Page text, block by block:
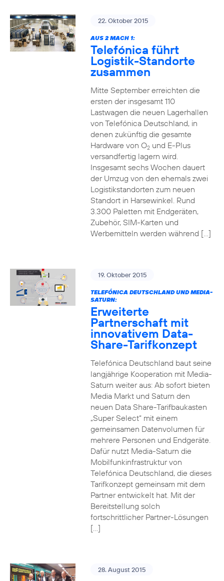
22. Oktober 2015
AUS 2 MACH 1:
Telefónica führt
Logistik-Standorte
zusammen
Mitte September erreichten die
ersten der insgesamt 110
Lastwagen die neuen Lagerhallen
von Telefónica Deutschland, in
denen zukünftig die gesamte
Hardware von O2und E-Plus
versandfertig lagern wird.
Insgesamt sechs Wochen dauert
der Umzug von den ehemals zwei
Logistikstandorten zum neuen
Standort in Harsewinkel. Rund
3.300 Paletten mit Endgeräten,
Zubehör, SIM-Karten und
Werbemitteln werden während […]
19. Oktober 2015
TELEFÓNICA DEUTSCHLAND UND MEDIA-
SATURN:
Erweiterte
Partnerschaft mit
innovativem Data-
Share-Tarifkonzept
Telefónica Deutschland baut seine
langjährige Kooperation mit Media-
Saturn weiter aus: Ab sofort bieten
Media Markt und Saturn den
neuen Data Share-Tarifbaukasten
„Super Select“ mit einem
gemeinsamen Datenvolumen für
mehrere Personen und Endgeräte.
Dafür nutzt Media-Saturn die
Mobilfunkinfrastruktur von
Telefónica Deutschland, die dieses
Tarifkonzept gemeinsam mit dem
Partner entwickelt hat. Mit der
Bereitstellung solch
fortschrittlicher Partner-Lösungen
[…]
28. August 2015